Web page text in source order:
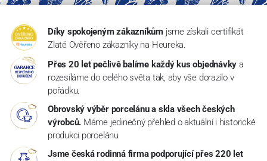
Díky spokojeným zákazníkům jsme získali certifikát
Zlaté Ověřeno zákazníky na Heureka.
Přes 20 let pečlivě balíme každý kus objednávky a
rozesíláme do celého světa tak, aby vše dorazilo v
pořádku.
Obrovský výběr porcelánu a skla všech českých
výrobců. Máme jedinečný přehled o aktuální i historické
produkci porcelánu
Jsme česká rodinná firma podporující přes 220 let